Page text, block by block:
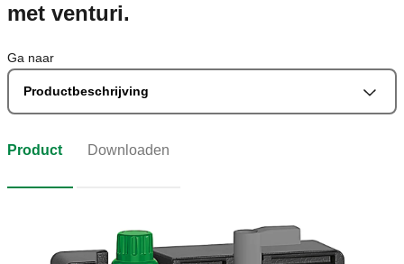
met venturi.
Ga naar
Productbeschrijving
Product Downloaden